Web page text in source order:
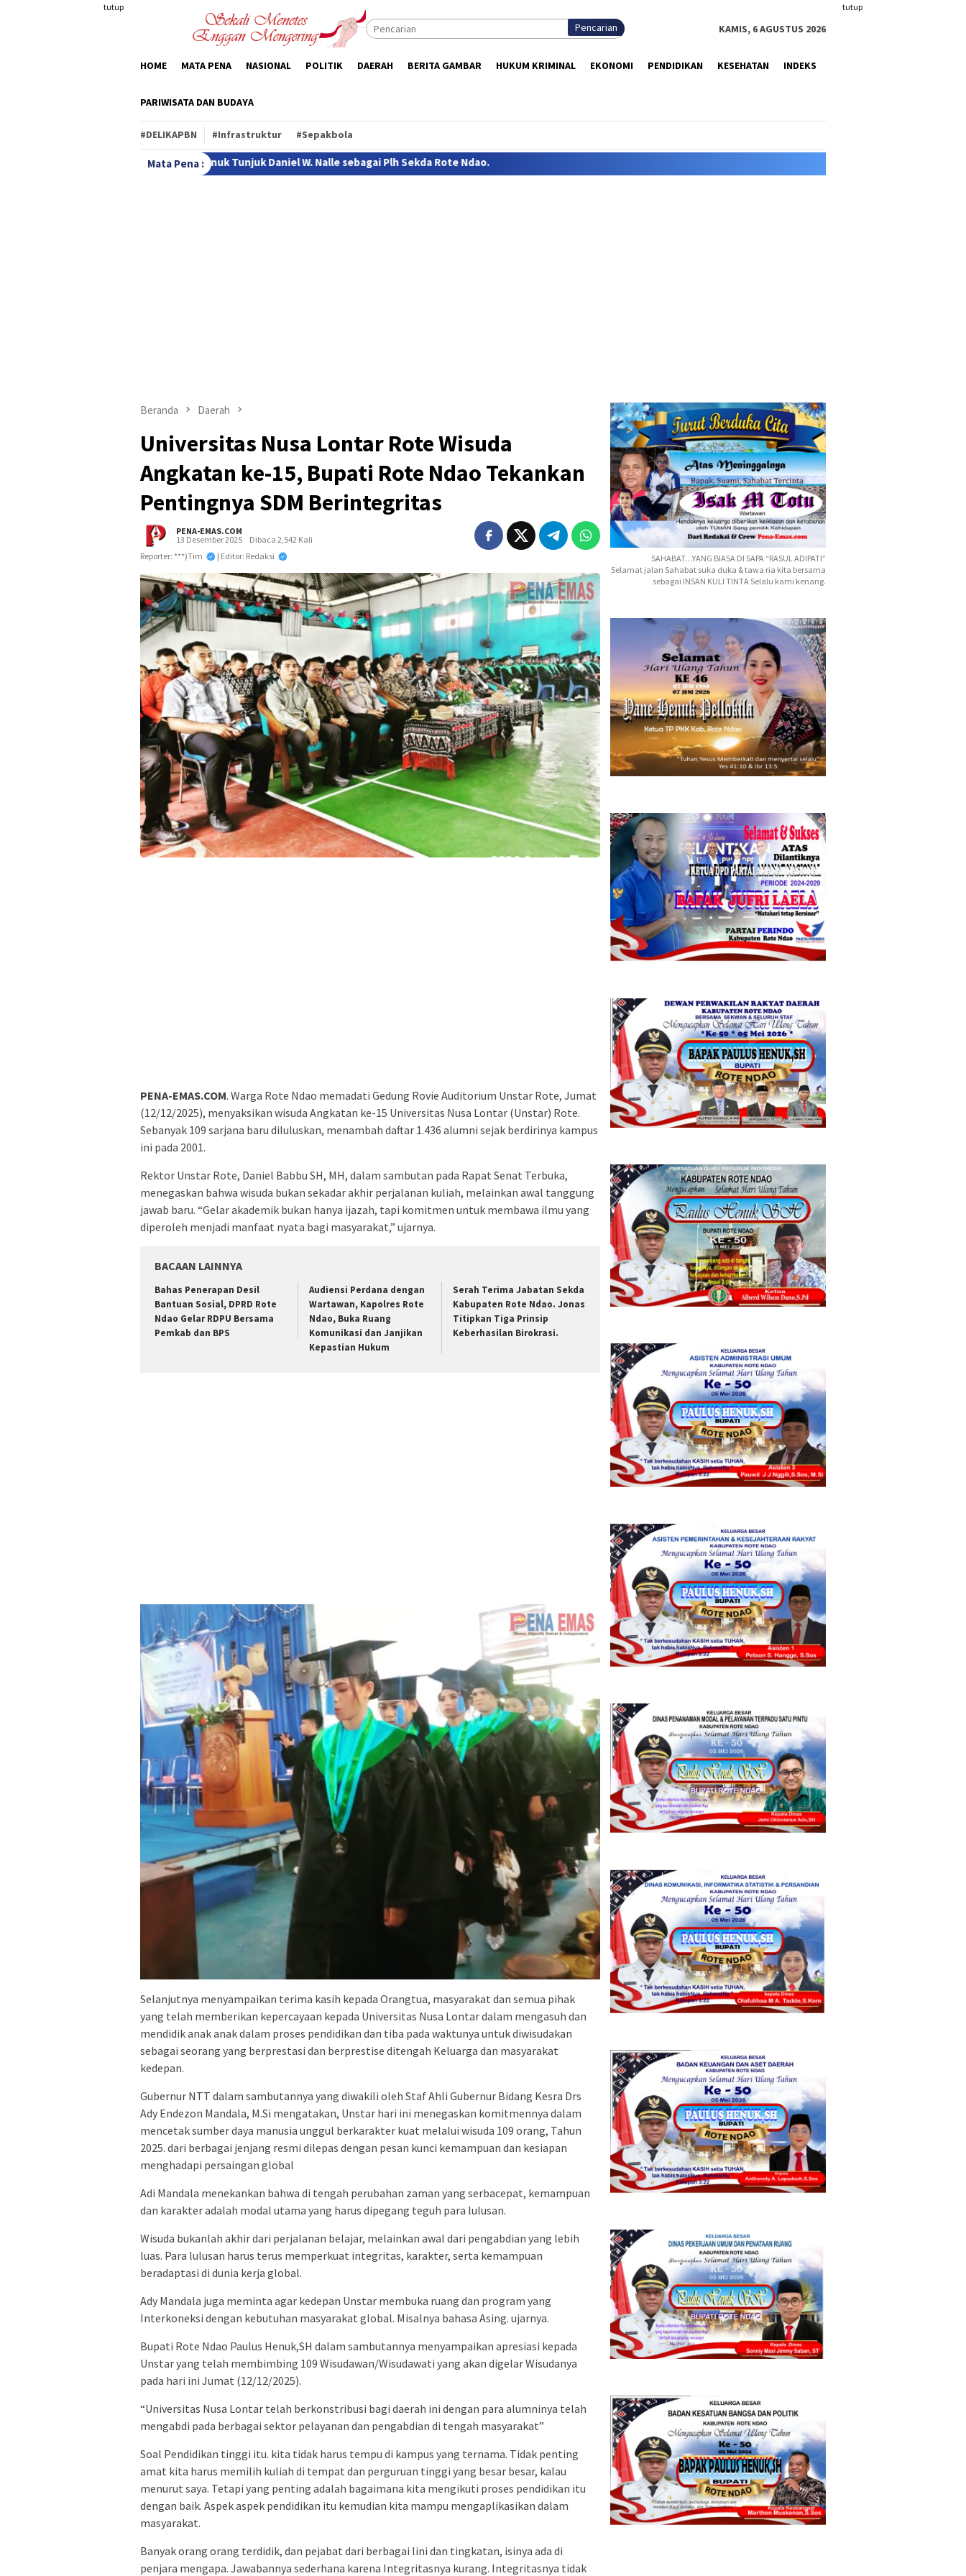
tutup tutup
Pencarian KAMIS, 6 AGUSTUS 2026
HOME MATA PENA NASIONAL POLITIK DAERAH BERITA GAMBAR HUKUM KRIMINAL EKONOMI PENDIDIKAN KESEHATAN INDEKS
PARIWISATA DAN BUDAYA
#DELIKAPBN #Infrastruktur #Sepakbola
Mata Pena :
Paulus Henuk Tunjuk Daniel W. Nalle sebagai Plh Sekda Rote Ndao.
Beranda Daerah
Universitas Nusa Lontar Rote Wisuda
Angkatan ke-15, Bupati Rote Ndao Tekankan
Pentingnya SDM Berintegritas
PENA-EMAS.COM
13 Desember 2025
Dibaca 2,542 Kali
Reporter: ***)tim
| Editor: Redaksi
PENA-EMAS.COM. Warga Rote Ndao memadati Gedung Rovie Auditorium Unstar Rote, Jumat
(12/12/2025), menyaksikan wisuda Angkatan ke-15 Universitas Nusa Lontar (Unstar) Rote.
Sebanyak 109 sarjana baru diluluskan, menambah daftar 1.436 alumni sejak berdirinya kampus
ini pada 2001.
Rektor Unstar Rote, Daniel Babbu SH, MH, dalam sambutan pada Rapat Senat Terbuka,
menegaskan bahwa wisuda bukan sekadar akhir perjalanan kuliah, melainkan awal tanggung
jawab baru. “Gelar akademik bukan hanya ijazah, tapi komitmen untuk membawa ilmu yang
diperoleh menjadi manfaat nyata bagi masyarakat,” ujarnya.
BACAAN LAINNYA
Bahas Penerapan Desil
Bantuan Sosial, DPRD Rote
Ndao Gelar RDPU Bersama
Pemkab dan BPS
Audiensi Perdana dengan
Wartawan, Kapolres Rote
Ndao, Buka Ruang
Komunikasi dan Janjikan
Kepastian Hukum
Serah Terima Jabatan Sekda
Kabupaten Rote Ndao. Jonas
Titipkan Tiga Prinsip
Keberhasilan Birokrasi.
Selanjutnya menyampaikan terima kasih kepada Orangtua, masyarakat dan semua pihak
yang telah memberikan kepercayaan kepada Universitas Nusa Lontar dalam mengasuh dan
mendidik anak anak dalam proses pendidikan dan tiba pada waktunya untuk diwisudakan
sebagai seorang yang berprestasi dan berprestise ditengah Keluarga dan masyarakat
kedepan.
Gubernur NTT dalam sambutannya yang diwakili oleh Staf Ahli Gubernur Bidang Kesra Drs
Ady Endezon Mandala, M.Si mengatakan, Unstar hari ini menegaskan komitmennya dalam
mencetak sumber daya manusia unggul berkarakter kuat melalui wisuda 109 orang, Tahun
2025. dari berbagai jenjang resmi dilepas dengan pesan kunci kemampuan dan kesiapan
menghadapi persaingan global
Adi Mandala menekankan bahwa di tengah perubahan zaman yang serbacepat, kemampuan
dan karakter adalah modal utama yang harus dipegang teguh para lulusan.
Wisuda bukanlah akhir dari perjalanan belajar, melainkan awal dari pengabdian yang lebih
luas. Para lulusan harus terus memperkuat integritas, karakter, serta kemampuan
beradaptasi di dunia kerja global.
Ady Mandala juga meminta agar kedepan Unstar membuka ruang dan program yang
Interkoneksi dengan kebutuhan masyarakat global. Misalnya bahasa Asing. ujarnya.
Bupati Rote Ndao Paulus Henuk,SH dalam sambutannya menyampaikan apresiasi kepada
Unstar yang telah membimbing 109 Wisudawan/Wisudawati yang akan digelar Wisudanya
pada hari ini Jumat (12/12/2025).
“Universitas Nusa Lontar telah berkonstribusi bagi daerah ini dengan para alumninya telah
mengabdi pada berbagai sektor pelayanan dan pengabdian di tengah masyarakat”
Soal Pendidikan tinggi itu. kita tidak harus tempu di kampus yang ternama. Tidak penting
amat kita harus memilih kuliah di tempat dan perguruan tinggi yang besar besar, kalau
menurut saya. Tetapi yang penting adalah bagaimana kita mengikuti proses pendidikan itu
dengan baik. Aspek aspek pendidikan itu kemudian kita mampu mengaplikasikan dalam
masyarakat.
Banyak orang orang terdidik, dan pejabat dari berbagai lini dan tingkatan, isinya ada di
penjara mengapa. Jawabannya sederhana karena Integritasnya kurang. Integritasnya tidak
SAHABAT…YANG BIASA DI SAPA “RASUL ADIPATI”
Selamat jalan Sahabat suka duka & tawa ria kita bersama
sebagai INSAN KULI TINTA Selalu kami kenang.